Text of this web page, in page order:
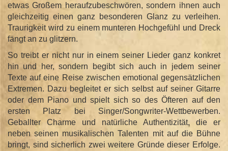
etwas Großem heraufzubeschwören, sondern ihnen auch
gleichzeitig einen ganz besonderen Glanz zu verleihen.
Traurigkeit wird zu einem munteren Hochgefühl und Dreck
fängt an zu glitzern.
So treibt er nicht nur in einem seiner Lieder ganz konkret
hin und her, sondern begibt sich auch in jedem seiner
Texte auf eine Reise zwischen emotional gegensätzlichen
Extremen. Dazu begleitet er sich selbst auf seiner Gitarre
oder dem Piano und spielt sich so des Öfteren auf den
ersten Platz bei Singer/Songwriter-Wettbewerben.
Geballter Charme und natürliche Authentizität, die er
neben seinen musikalischen Talenten mit auf die Bühne
bringt, sind sicherlich zwei weitere Gründe dieser Erfolge.